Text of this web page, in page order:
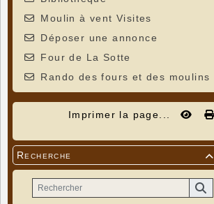
Moulin à vent Visites
Déposer une annonce
Four de La Sotte
Rando des fours et des moulins
Imprimer la page...

Recherche